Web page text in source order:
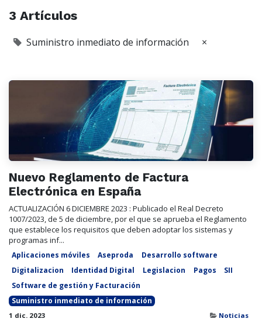
3 Artículos
Suministro inmediato de información ×
Nuevo Reglamento de Factura
Electrónica en España
ACTUALIZACIÓN 6 DICIEMBRE 2023 : Publicado el Real Decreto
1007/2023, de 5 de diciembre, por el que se aprueba el Reglamento
que establece los requisitos que deben adoptar los sistemas y
programas inf...
Aplicaciones móviles Aseproda
Desarrollo software
Digitalizacion
Identidad Digital Legislacion Pagos
SII
Software de gestión y Facturación
Suministro inmediato de información
1 dic. 2023 Noticias